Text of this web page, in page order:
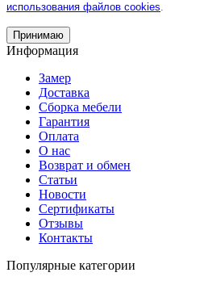
использования файлов cookies.
Принимаю
Информация
Замер
Доставка
Сборка мебели
Гарантия
Оплата
О нас
Возврат и обмен
Статьи
Новости
Сертификаты
Отзывы
Контакты
Популярные категории